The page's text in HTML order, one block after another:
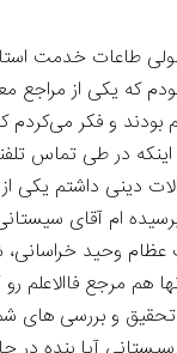
طاعات خدمت
که یکی از مراجع
و فکر می‌کردم
در طی تماس
دینی داشتم یکی
ام آقای
عظام وحید
هم مرجع فاالاعلم
و بررسی های